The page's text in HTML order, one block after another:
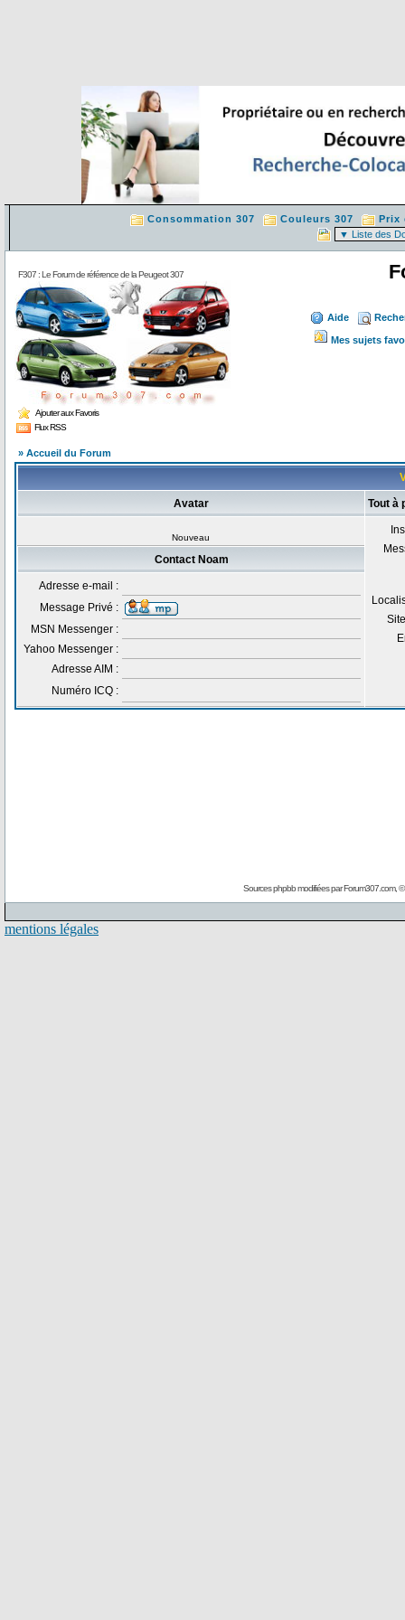
Consommation 307 Couleurs 307 Prix
F307 : Le Forum de référence de la Peugeot 307
Ajouter aux Favoris
Flux RSS
Aide
Mes sujets
» Accueil du Forum
Avatar Tout à
Nouveau
Contact Noam
Adresse e-mail :
Message Privé :
MSN Messenger :
Yahoo Messenger :
Adresse AIM :
Numéro ICQ :
Sources phpbb modifiées parForum307.com, ©
mentions légales